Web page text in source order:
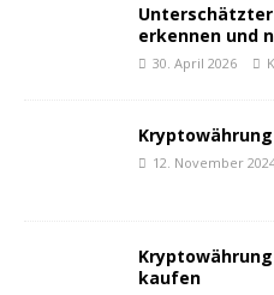
erkennen und
30. April 2026
12. November
Kryptowährung
kaufen